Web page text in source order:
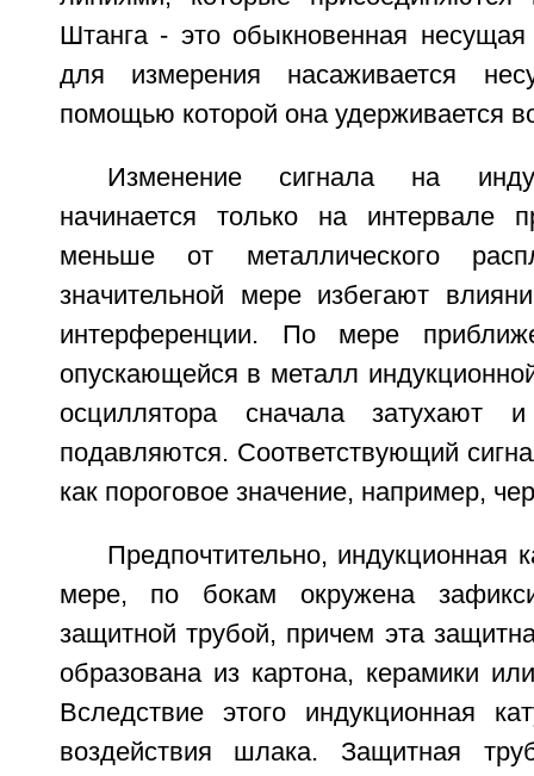
Штанга - это обыкновенная
для измерения насаживается
помощью которой она удерживается
Изменение сигнала на
начинается только на
меньше от металлического
значительной мере избегают
интерференции. По мере
опускающейся в металл
осциллятора сначала затухают
подавляются. Соответствующий
как пороговое значение, например,
Предпочтительно, индукционная
мере, по бокам окружена
защитной трубой, причем эта
образована из картона, керамики
Вследствие этого индукционная
воздействия шлака. Защитная